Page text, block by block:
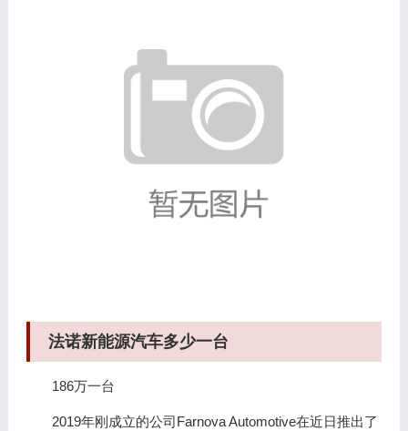
法诺新能源汽车多少一台
186万一台
2019年刚成立的公司Farnova Automotive在近日推出了